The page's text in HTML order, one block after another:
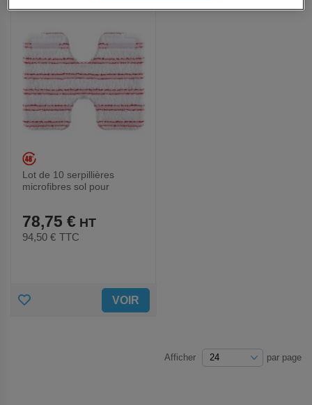
Lot de 10 serpillières
microfibres sol pour
78,75 €
94,50 € TTC
AJOUTER VOIR
Afficher par page